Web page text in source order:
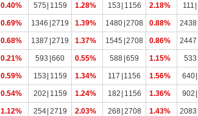
0.40% 575 1159 1.28% 153 1156 2.18% 111
0.69% 1346 2719 1.39% 1480 2708 0.88% 2438
0.68% 1387 2719 1.37% 1545 2708 0.86% 2447
0.21% 593 660 0.55% 588 659 1.15% 533
0.59% 153 1159 1.34% 117 1156 1.56% 640
0.54% 202 1159 1.24% 182 1156 1.36% 902
1.12% 254 2719 2.03% 268 2708 1.43% 2083